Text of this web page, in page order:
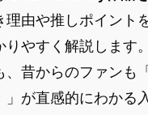
理由や推しポイント
りやすく解説します。
、昔からのファンも
」が直感的にわかる